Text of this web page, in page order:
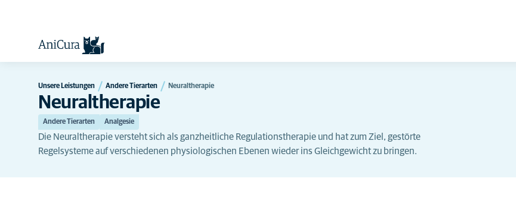
Unsere Leistungen Andere Tierarten Neuraltherapie
Neuraltherapie
Andere Tierarten Analgesie
Die Neuraltherapie versteht sich als ganzheitliche Regulationstherapie und hat zum Ziel, gestörte
Regelsysteme auf verschiedenen physiologischen Ebenen wieder ins Gleichgewicht zu bringen.